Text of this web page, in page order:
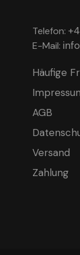
Telefon:
E-Mail:
Häufige
AGB
Versand
Zahlung